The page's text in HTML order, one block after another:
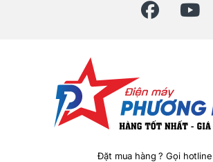
Đặt mua hàng ? Gọi hotline